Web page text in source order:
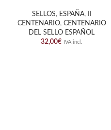
SELLOS, ESPAÑA,
CENTENARIO, CENTENARIO
DEL SELLO ESPAÑOL
32,00€ IVA incl.